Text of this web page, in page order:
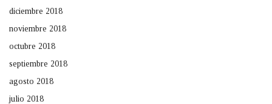
diciembre 2018
noviembre 2018
octubre 2018
septiembre 2018
agosto 2018
julio 2018